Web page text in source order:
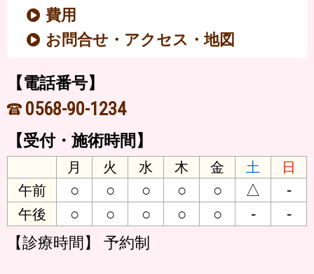
費用
お問合せ・アクセス・地図
【電話番号】
0568-90-1234
【受付・施術時間】
月 火 水 木 金 土
日
午前
○ ○ ○ ○ ○ △ -
午後 ○ ○ ○ ○ ○ -
-
【診療時間】 予約制